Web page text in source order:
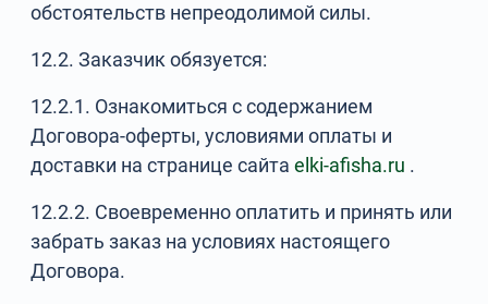
обстоятельств непреодолимой силы.
12.2. Заказчик обязуется:
12.2.1. Ознакомиться с содержанием
Договора-оферты, условиями оплаты и
доставки на странице сайтаelki-afisha.ru .
12.2.2. Своевременно оплатить и принять или
забрать заказ на условиях настоящего
Договора.